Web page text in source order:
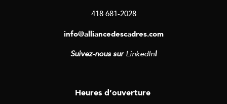
418 681-2028
info@alliancedescadres.com
Suivez-nous sur LinkedIn!
Heures d’ouverture